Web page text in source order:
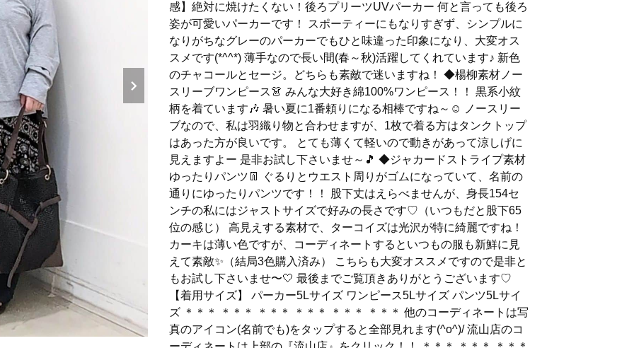
感】絶対に焼けたくない！後ろプリーツUVパーカー 何と言っても後ろ
姿が可愛いパーカーです！ スポーティーにもなりすぎず、シンプルに
なりがちなグレーのパーカーでもひと味違った印象になり、大変オス
スメです(*^^*) 薄手なので長い間(春～秋)活躍してくれています♪ 新色
のチャコールとセージ。どちらも素敵で迷いますね！ ◆楊柳素材ノー
スリーブワンピース👗 みんな大好き綿100%ワンピース！！ 黒系小紋
柄を着ています🎶 暑い夏に1番頼りになる相棒ですね～☺️ ノースリー
ブなので、私は羽織り物と合わせますが、1枚で着る方はタンクトップ
はあった方が良いです。 とても薄くて軽いので動きがあって涼しげに
見えますよー 是非お試し下さいませ～🎵 ◆ジャカードストライプ素材
ゆったりパンツ👖 ぐるりとウエスト周りがゴムになっていて、名前の
通りにゆったりパンツです！！ 股下丈はえらべませんが、身長154セ
ンチの私にはジャストサイズで好みの長さです♡（いつもだと股下65
位の感じ） 高見えする素材で、ターコイズは光沢が特に綺麗ですね！
カーキは薄い色ですが、コーディネートするといつもの服も新鮮に見
えて素敵✨（結局3色購入済み） こちらも大変オススメですので是非と
もお試し下さいませ〜🤍 最後までご覧頂きありがとうございます♡
【着用サイズ】 パーカー5Lサイズ ワンピース5Lサイズ パンツ5Lサイ
ズ ＊＊＊ ＊＊＊ ＊＊＊ ＊＊＊ ＊＊＊ ＊＊＊ 他のコーディネートは写
真のアイコン(名前でも)をタップすると全部見れます(^o^)/ 流山店のコ